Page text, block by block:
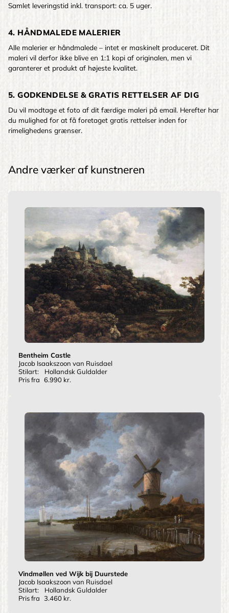
Samlet leveringstid inkl. transport: ca. 5 uger.
4. HÅNDMALEDE MALERIER
Alle malerier er håndmalede – intet er maskinelt produceret. Dit
maleri vil derfor ikke blive en 1:1 kopi af originalen, men vi
garanterer et produkt af højeste kvalitet.
5. GODKENDELSE & GRATIS RETTELSER AF DIG
Du vil modtage et foto af dit færdige maleri på email. Herefter har
du mulighed for at få foretaget gratis rettelser inden for
rimelighedens grænser.
Andre værker af kunstneren
Bentheim Castle
Jacob Isaakszoon van Ruisdael
Stilart:
Hollandsk Guldalder
Pris fra 6.990 kr.
Vindmøllen ved Wijk bij Duurstede
Jacob Isaakszoon van Ruisdael
Stilart:
Hollandsk Guldalder
Pris fra 3.460 kr.